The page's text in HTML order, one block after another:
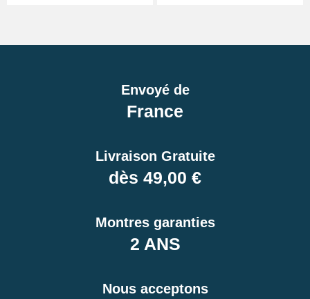
Envoyé de
France
Livraison Gratuite
dès 49,00 €
Montres garanties
2 ANS
Nous acceptons